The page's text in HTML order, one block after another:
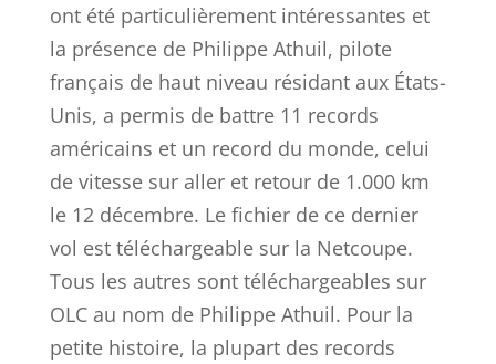
ont été particulièrement intéressantes et
la présence de Philippe Athuil, pilote
français de haut niveau résidant aux États-
Unis, a permis de battre 11 records
américains et un record du monde, celui
de vitesse sur aller et retour de 1.000 km
le 12 décembre. Le fichier de ce dernier
vol est téléchargeable sur la Netcoupe.
Tous les autres sont téléchargeables sur
OLC au nom de Philippe Athuil. Pour la
petite histoire, la plupart des records